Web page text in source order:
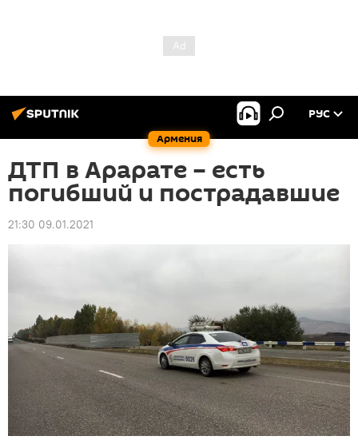
Армения
РУС
ДТП в Арарате – есть
погибший и пострадавшие
21:30 09.01.2021